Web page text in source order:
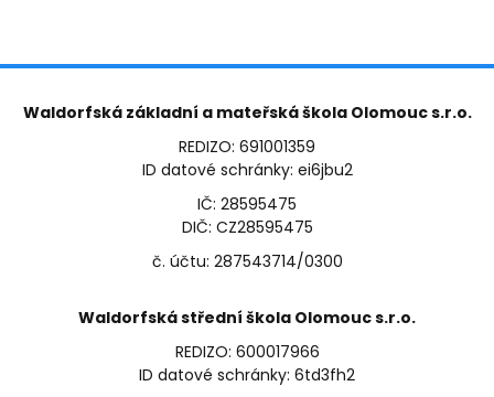
Waldorfská základní a mateřská škola Olomouc s.r.o.
REDIZO: 691001359
ID datové schránky: ei6jbu2
IČ: 28595475
DIČ: CZ28595475
č. účtu: 287543714/0300
Waldorfská střední škola Olomouc s.r.o.
REDIZO: 600017966
ID datové schránky: 6td3fh2